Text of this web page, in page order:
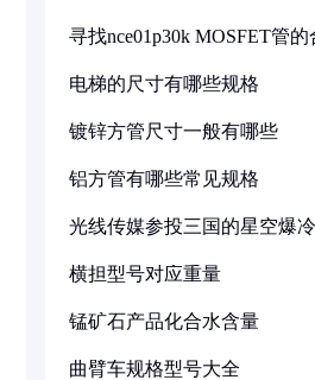
寻找nce01p30k MOSFET管
电梯的尺寸有哪些规格
镀锌方管尺寸一般有哪些
铝方管有哪些常见规格
光线传媒参投三国的星空爆冷
横担型号对应重量
锰矿石产品化合水含量
曲臂车规格型号大全